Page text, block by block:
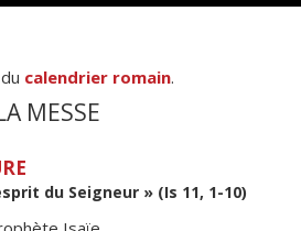
calendrier romain.
MESSE
du Seigneur » (Is 11, 1-10)